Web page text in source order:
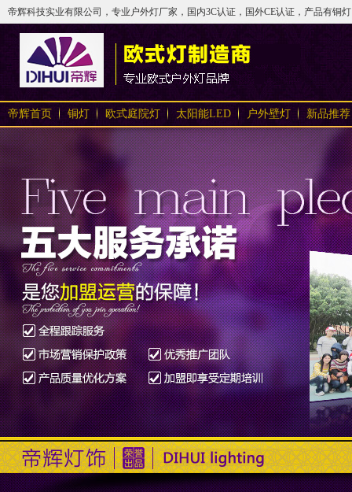
帝辉科技实业有限公司，专业户外灯厂家，国内3C认证，国外CE认证，产品有
帝辉首页 铜灯 欧式庭院灯 太阳能LED 户外壁灯 新品推荐